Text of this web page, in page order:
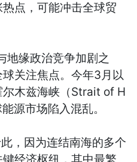
点，可能冲击全球贸
缘政治竞争加剧之
关注焦点。今年3月以
木兹海峡（Strait of H
源市场陷入混乱。
，因为连结南海的多个